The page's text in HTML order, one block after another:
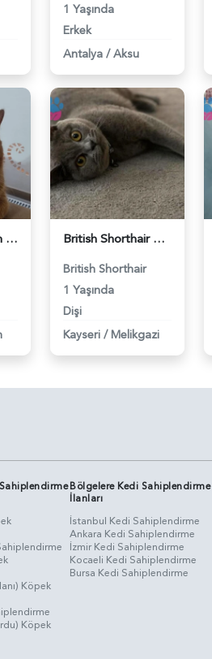
1 Yaşında
Erkek
Antalya / Aksu
Oğlumuza British güzel dişi arıyoruz - 118984620 British Shorthair Kızım Mila'ya eş arıyorum - 118984614
British Shorthair
1 Yaşında
Dişi
Kayseri / Melikgazi
Köpek
Köpek
Bölgelere Kedi Sahiplendirme
İlanları
İstanbul Kedi Sahiplendirme
Ankara Kedi Sahiplendirme
İzmir Kedi Sahiplendirme
Kocaeli Kedi Sahiplendirme
Bursa Kedi Sahiplendirme